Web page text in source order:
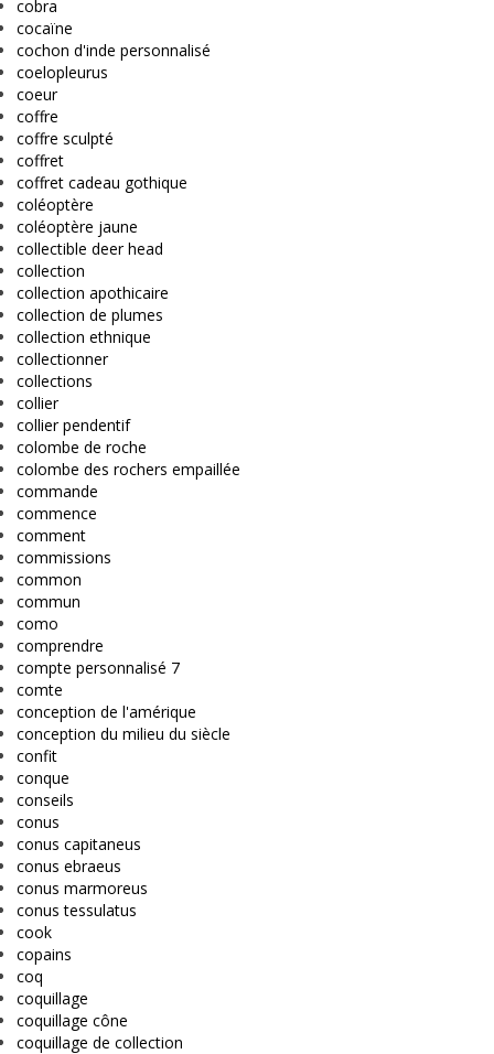
cobra
cocaïne
cochon d'inde personnalisé
coelopleurus
coeur
coffre
coffre sculpté
coffret
coffret cadeau gothique
coléoptère
coléoptère jaune
collectible deer head
collection
collection apothicaire
collection de plumes
collection ethnique
collectionner
collections
collier
collier pendentif
colombe de roche
colombe des rochers empaillée
commande
commence
comment
commissions
common
commun
como
comprendre
compte personnalisé 7
comte
conception de l'amérique
conception du milieu du siècle
confit
conque
conseils
conus
conus capitaneus
conus ebraeus
conus marmoreus
conus tessulatus
cook
copains
coq
coquillage
coquillage cône
coquillage de collection